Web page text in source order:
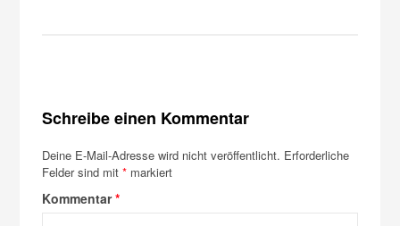
Schreibe einen Kommentar
Deine E-Mail-Adresse wird nicht veröffentlicht. Erforderliche
Felder sind mit* markiert
Kommentar*